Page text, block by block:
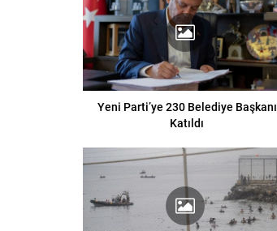
Yeni Parti’ye 230 Belediye Başkanı
Katıldı